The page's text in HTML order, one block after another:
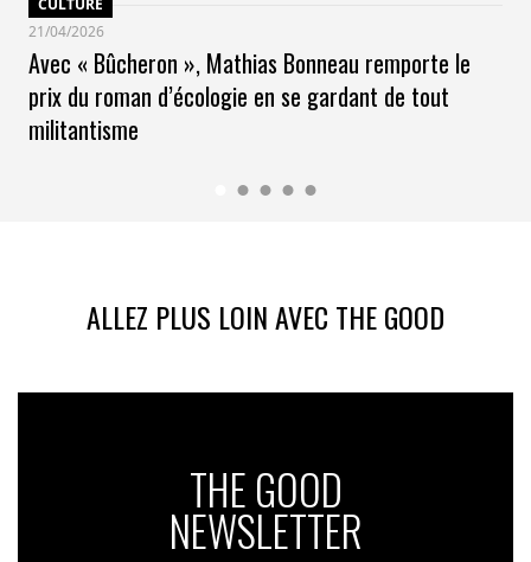
CULTURE
21/04/2026
Avec « Bûcheron », Mathias Bonneau remporte le
prix du roman d’écologie en se gardant de tout
militantisme
ALLEZ PLUS LOIN AVEC THE GOOD
THE GOOD
NEWSLETTER